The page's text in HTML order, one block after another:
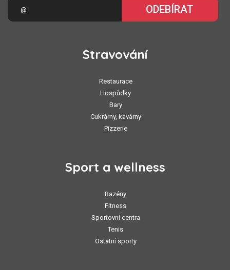
ODEBÍRAT
Stravování
Restaurace
Hospůdky
Bary
Cukrárny, kavárny
Pizzerie
Sport a wellness
Bazény
Fitness
Sportovní centra
Tenis
Ostatní sporty